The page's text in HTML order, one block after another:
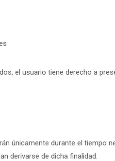
el usuario tiene derecho a
únicamente durante el tiempo
derivarse de dicha finalidad.